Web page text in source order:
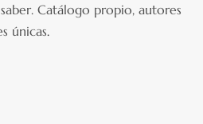
Catálogo propio, autores
únicas.